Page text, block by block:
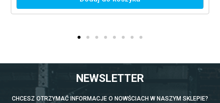
NEWSLETTER
CHCESZ OTRZYMAĆ INFORMACJE O NOWŚCIACH W NASZYM SKLEPIE?